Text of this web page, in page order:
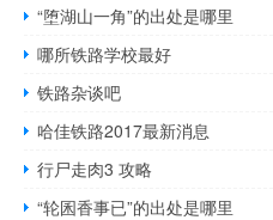
“堕湖山一角”的出处是哪里
哪所铁路学校最好
铁路杂谈吧
哈佳铁路2017最新消息
行尸走肉3 攻略
“轮囷香事已”的出处是哪里